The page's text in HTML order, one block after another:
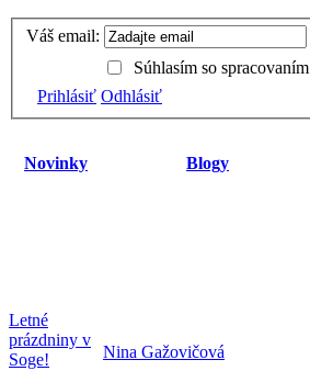
Váš email:
Súhlasím so spracovaním
Prihlásiť Odhlásiť
Novinky Blogy
Letné
prázdniny v
Soge!
Nina Gažovičová